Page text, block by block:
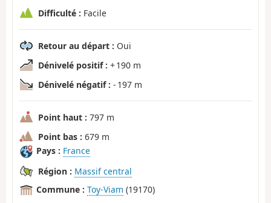
Difficulté : Facile
Retour au départ : Oui
Dénivelé positif : + 190 m
Dénivelé négatif : - 197 m
Point haut : 797 m
Point bas : 679 m
Pays : France
Région : Massif central
Commune : Toy-Viam (19170)